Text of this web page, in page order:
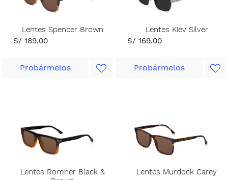
Lentes Spencer Brown
S/ 189.00
Probármelos
Lentes Kiev Silver
S/ 169.00
Probármelos
Lentes Romher Black &
Lentes Murdock Carey